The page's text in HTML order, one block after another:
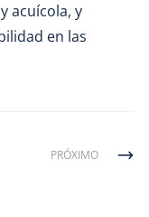
acuícola, y
en las
PRÓXIMO